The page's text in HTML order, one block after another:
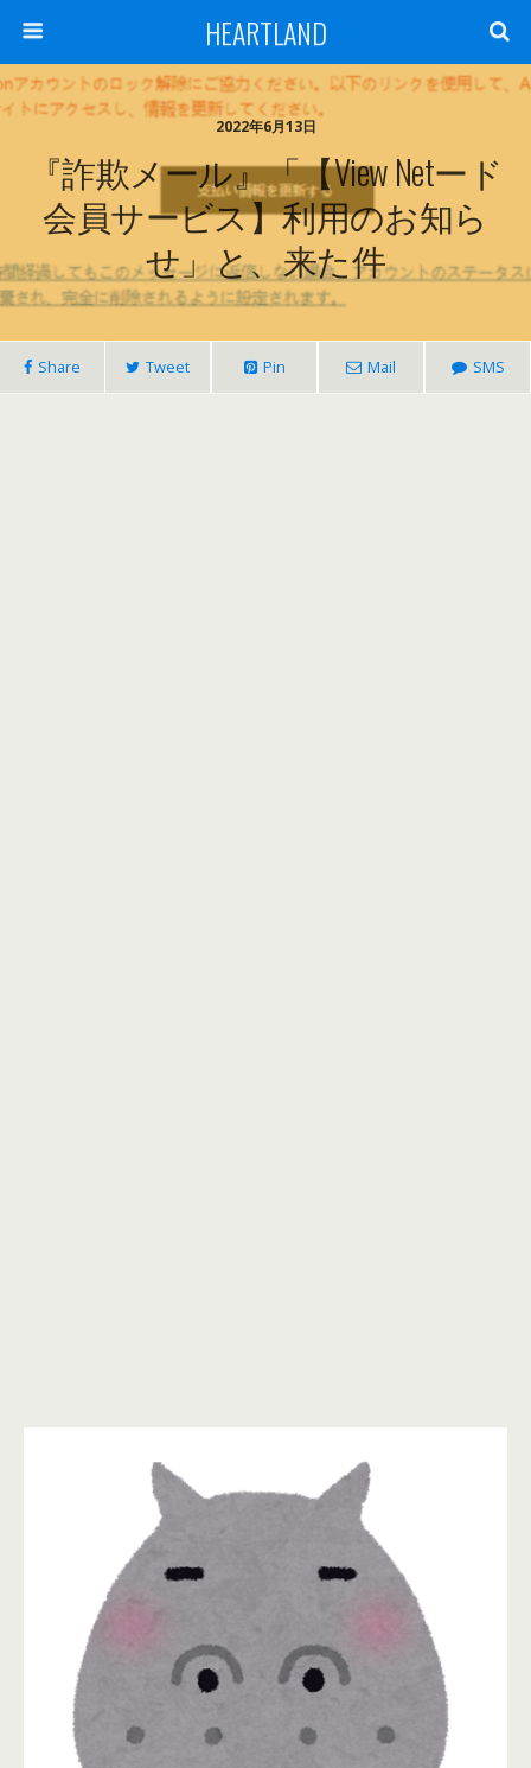
HEARTLAND
2022年6月13日
『詐欺メール』「【View Netード
会員サービス】利用のお知ら
せ」と、来た件
Share Tweet Pin Mail SMS